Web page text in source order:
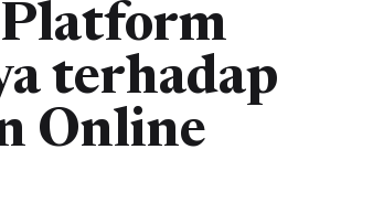
terhadap
Online